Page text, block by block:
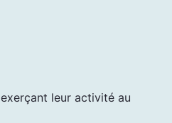
leur activité au